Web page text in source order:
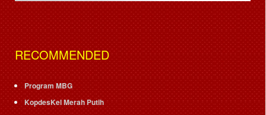
RECOMMENDED
Program MBG
KopdesKel Merah Putih